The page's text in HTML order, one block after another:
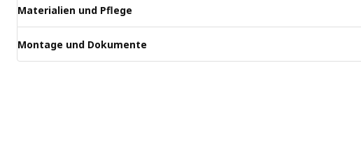
Materialien und Pflege
Montage und Dokumente